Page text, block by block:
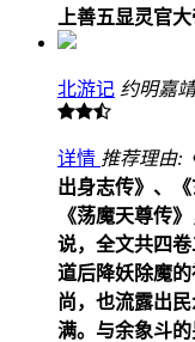
上善五显灵官
北游记 约明嘉
详情 推荐理由:
出身志传》、
《荡魔天尊传
说，全文共四
道后降妖除魔
尚，也流露出
满。与余象斗